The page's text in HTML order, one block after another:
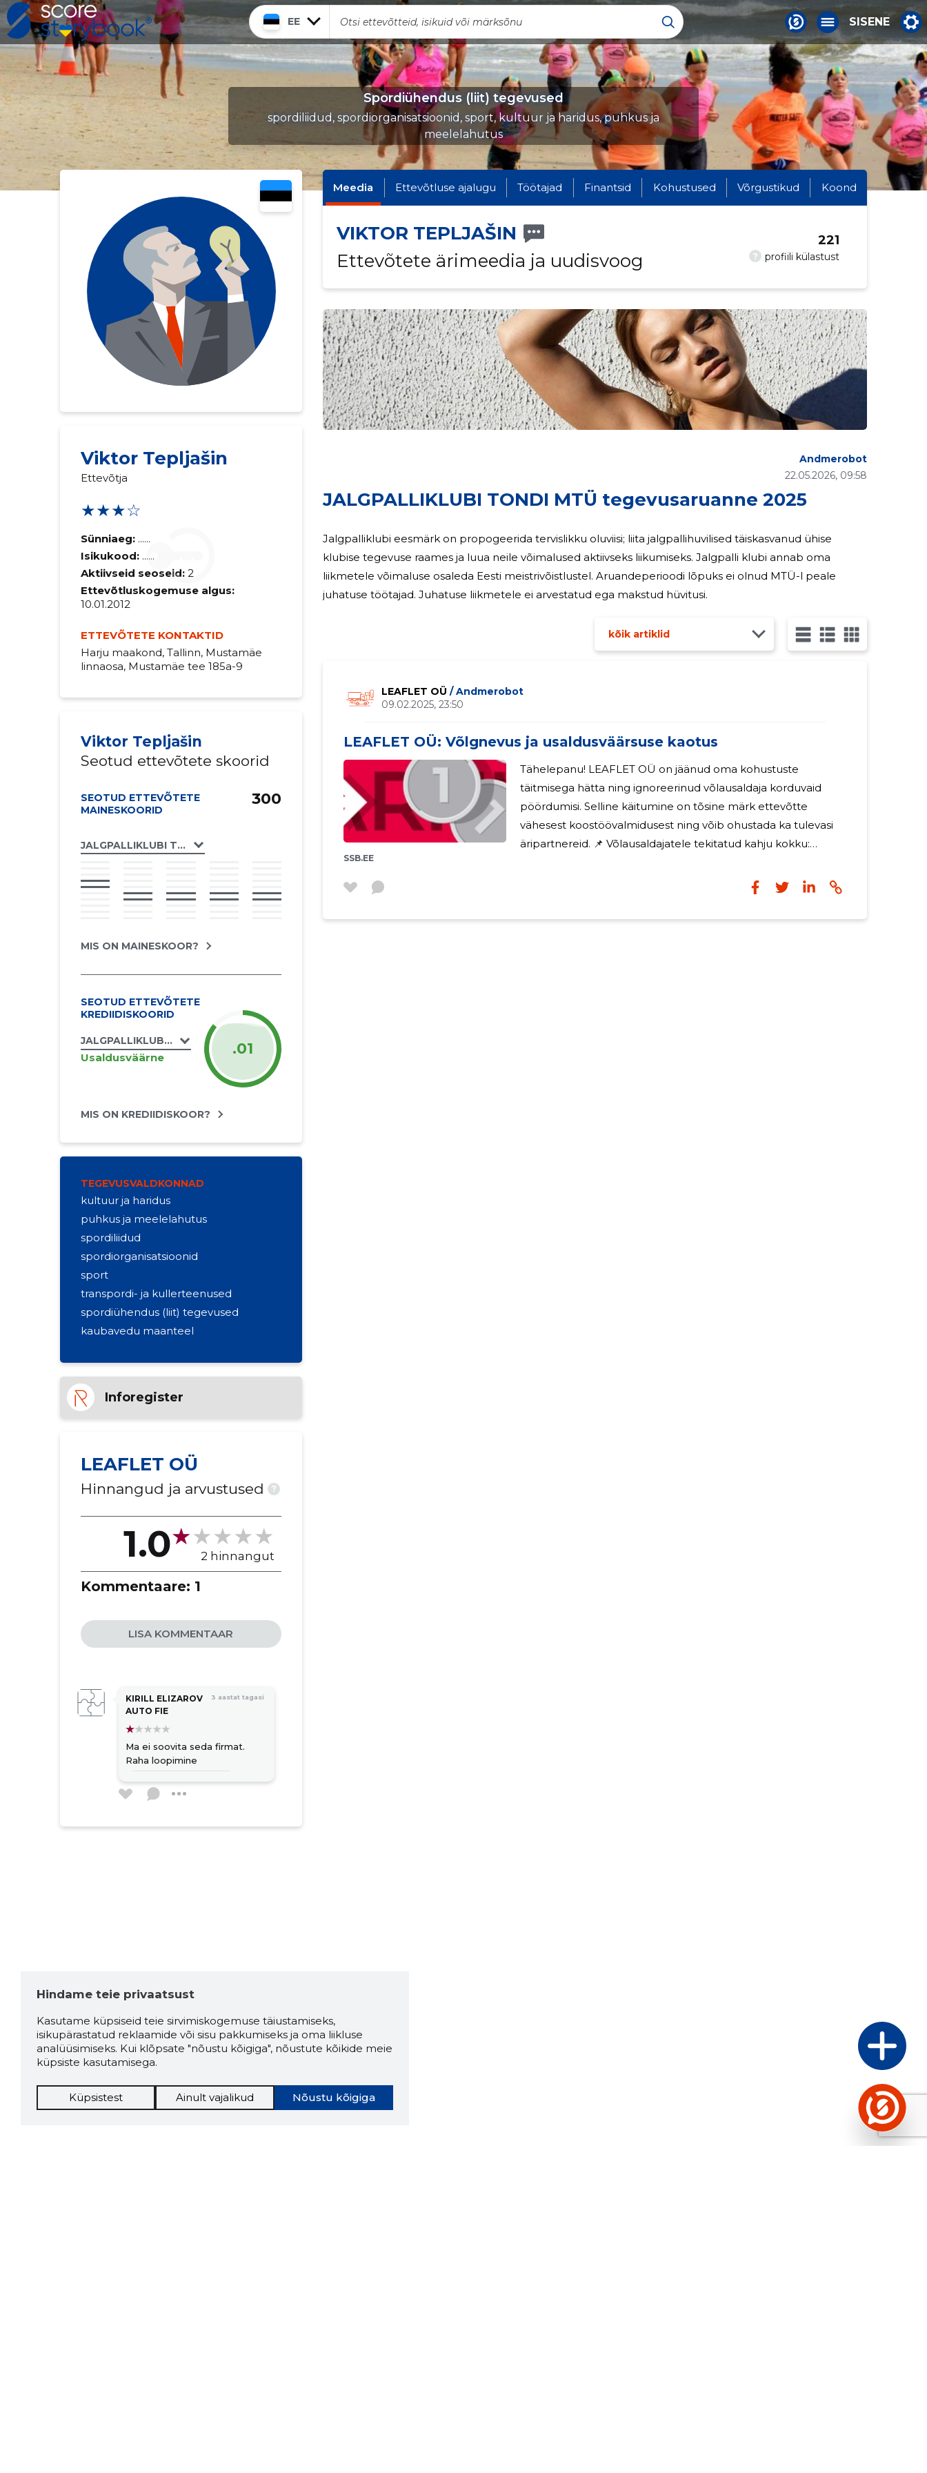
EE SISENE
Spordiühendus (liit) tegevused
spordiliidud, spordiorganisatsioonid, sport, kultuur ja haridus, puhkus ja
meelelahutus
Viktor Tepljašin
Ettevõtja
★★★☆
Sünniaeg: ......
Isikukood: ......
Aktiivseid seoseid: 2
Ettevõtluskogemuse algus:
10.01.2012
ETTEVÕTETE KONTAKTID
Harju maakond, Tallinn, Mustamäe
linnaosa, Mustamäe tee 185a-9
Viktor Tepljašin
Seotud ettevõtete skoorid
SEOTUD ETTEVÕTETE
MAINESKOORID
JALGPALLIKLUBI TONDI MTÜ
300
MIS ON MAINESKOOR?
SEOTUD ETTEVÕTETE
KREDIIDISKOORID
JALGPALLIKLUBI TONDI MTÜ
Usaldusväärne .01
MIS ON KREDIIDISKOOR?
TEGEVUSVALDKONNAD
kultuur ja haridus
puhkus ja meelelahutus
spordiliidud
spordiorganisatsioonid
sport
transpordi- ja kullerteenused
spordiühendus (liit) tegevused
kaubavedu maanteel
Inforegister
LEAFLET OÜ
Hinnangud ja arvustused ?
1.0 2 hinnangut
Kommentaare: 1
LISA KOMMENTAAR
KIRILL ELIZAROV
AUTO FIE
3 aastat tagasi
Ma ei soovita seda firmat.
Raha loopimine
Meedia Ettevõtluse ajalugu Töötajad Finantsid Kohustused Võrgustikud Koond
VIKTOR TEPLJAŠIN
Ettevõtete ärimeedia ja uudisvoog
? profiili külastust
221
JALGPALLIKLUBI TONDI MTÜ tegevusaruanne 2025
22.05.2026, 09:58
Andmerobot
Jalgpalliklubi eesmärk on propogeerida tervislikku oluviisi; liita jalgpallihuvilised täiskasvanud ühise
klubise tegevuse raames ja luua neile võimalused aktiivseks liikumiseks. Jalgpalli klubi annab oma
liikmetele võimaluse osaleda Eesti meistrivõistlustel. Aruandeperioodi lõpuks ei olnud MTÜ-l peale
juhatuse töötajad. Juhatuse liikmetele ei arvestatud ega makstud hüvitusi.
kõik artiklid
LEAFLET OÜ / Andmerobot
09.02.2025, 23:50
LEAFLET OÜ: Võlgnevus ja usaldusväärsuse kaotus
SSB.EE
Tähelepanu! LEAFLET OÜ on jäänud oma kohustuste
täitmisega hätta ning ignoreerinud võlausaldaja korduvaid
pöördumisi. Selline käitumine on tõsine märk ettevõtte
vähesest koostöövalmidusest ning võib ohustada ka tulevasi
äripartnereid. 📌 Võlausaldajatele tekitatud kahju kokku:
aastaselt. Tema juhitavate ettevõtete 2026. aasta kogukäive oli
Hindame teie privaatsust
Kasutame küpsiseid teie sirvimiskogemuse täiustamiseks,
isikupärastatud reklaamide või sisu pakkumiseks ja oma liikluse
analüüsimiseks. Kui klõpsate "nõustu kõigiga", nõustute kõikide meie
küpsiste kasutamisega.
Nõustu kõigiga
Küpsistest Ainult vajalikud